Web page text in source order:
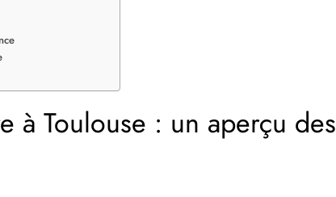
à Toulouse : un aperçu des